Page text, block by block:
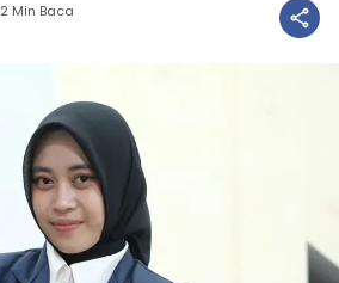
2 Min Baca